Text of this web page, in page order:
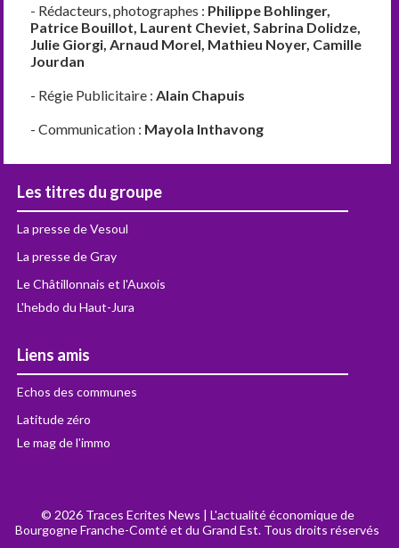
- Rédacteurs, photographes : Philippe Bohlinger,
Patrice Bouillot, Laurent Cheviet, Sabrina Dolidze,
Julie Giorgi, Arnaud Morel, Mathieu Noyer, Camille
Jourdan
- Régie Publicitaire : Alain Chapuis
- Communication : Mayola Inthavong
Les titres du groupe
La presse de Vesoul
La presse de Gray
Le Châtillonnais et l'Auxois
L'hebdo du Haut-Jura
Liens amis
Echos des communes
Latitude zéro
Le mag de l'immo
© 2026 Traces Ecrites News | L'actualité économique de
Bourgogne Franche-Comté et du Grand Est. Tous droits réservés